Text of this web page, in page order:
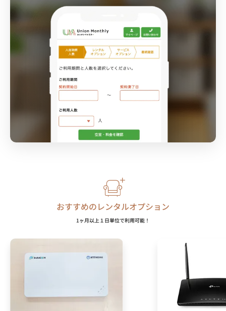
おすすめのレンタルオプション
1ヶ月以上１日単位で利用可能！